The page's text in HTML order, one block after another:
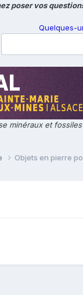
poser vos
Quelques-
minéraux et
Objets en pierre